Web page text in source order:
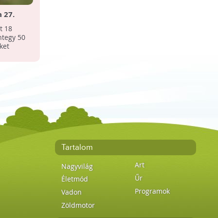
27.
18
50
Tartalom
Nagyvilág
Életmód
Vadon
Zöldmotor
Art
Űr
Programok